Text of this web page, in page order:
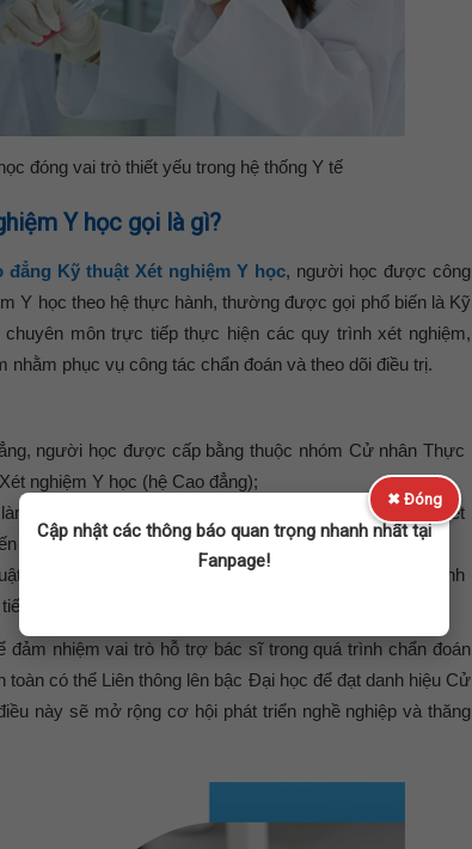
đóng vai trò thiết yếu trong hệ thống Y tế
Y học gọi là gì?
Kỹ thuật Xét nghiệm Y học, người học được công
Y học theo hệ thực hành, thường được gọi phổ biến là Kỹ
môn trực tiếp thực hiện các quy trình xét nghiệm,
nhằm phục vụ công tác chẩn đoán và theo dõi điều trị.
người học được cấp bằng thuộc nhóm Cử nhân Thực
nghiệm Y học (hệ Cao đẳng);
việc, vị trí chuyên môn tương ứng là
Kỹ thuật viên Xét
hành xét nghiệm và báo cáo kết quả;
Xét nghiệm Y học chú trọng đào tạo kỹ năng thực hành
tại các cơ sở Y tế, bệnh viện, Trung tâm xét nghiệm.
nhiệm vai trò hỗ trợ bác sĩ trong quá trình chẩn đoán
toàn có thể L iên thông lên bậc Đại học để đạt danh hiệu Cử
này sẽ mở rộng cơ hội phát triển nghề nghiệp và thăng
✖ Đóng
Cập nhật các thông báo quan trọng nhanh nhất tại
Fanpage!